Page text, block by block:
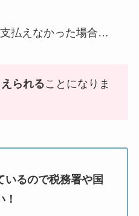
払えなかった場合…
られることになりま
いるので税務署や国